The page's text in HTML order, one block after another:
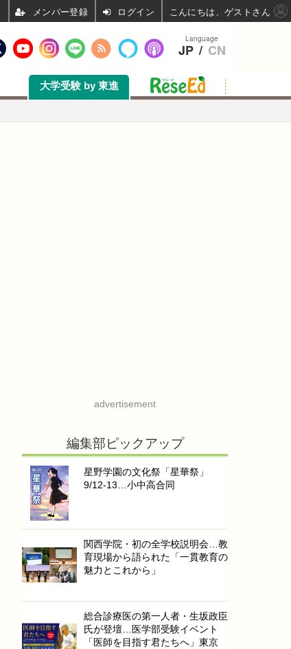
大学受験 by 東進
advertisement
編集部ピックアップ
星野学園の文化祭「星華祭」
9/12-13…小中高合同
関西学院・初の全学校説明会…教
育現場から語られた「一貫教育の
魅力とこれから」
総合診療医の第一人者・生坂政臣
氏が登壇…医学部受験イベント
「医師を目指す君たちへ」東京
Language
JP / CN
ログイン こんにちは、ゲストさん